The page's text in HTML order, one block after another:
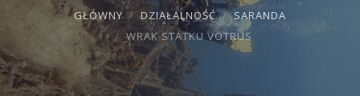
GŁÓWNY DZIAŁALNOŚĆ
SARANDA
WRAK STATKU VOTRUS